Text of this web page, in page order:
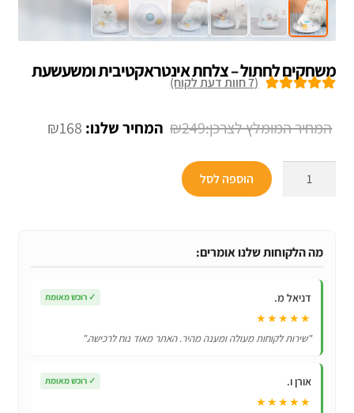
משחקים לחתול – צלחת אינטראקטיבית ומשעשעת
לקוחות
(
7חוות דעת לקוח)
₪249
המחיר
₪168 המחיר
אינטראקטיבית
הוספה לסל
מה הלקוחות שלנו אומרים:
דניאל מ. ✓ רוכש מאומת
★★★★★
"שירות לקוחות מעולה ומענה מהיר. האתר מאוד נוח לרכישה."
אורן ו. ✓ רוכש מאומת
★★★★★